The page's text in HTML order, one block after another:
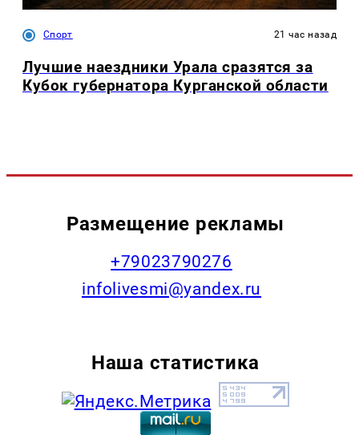
Спорт 21 час назад
Лучшие наездники Урала сразятся за
Кубок губернатора Курганской области
Размещение рекламы
+79023790276
infolivesmi@yandex.ru
Наша статистика